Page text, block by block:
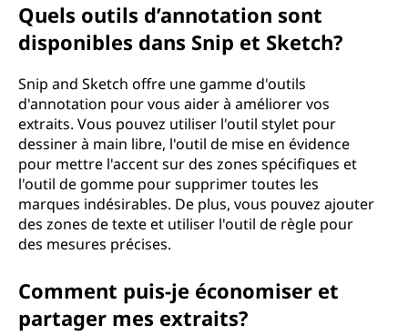
Quels outils d’annotation sont
disponibles dans Snip et Sketch?
Snip and Sketch offre une gamme d'outils
d'annotation pour vous aider à améliorer vos
extraits. Vous pouvez utiliser l'outil stylet pour
dessiner à main libre, l'outil de mise en évidence
pour mettre l'accent sur des zones spécifiques et
l'outil de gomme pour supprimer toutes les
marques indésirables. De plus, vous pouvez ajouter
des zones de texte et utiliser l'outil de règle pour
des mesures précises.
Comment puis-je économiser et
partager mes extraits?